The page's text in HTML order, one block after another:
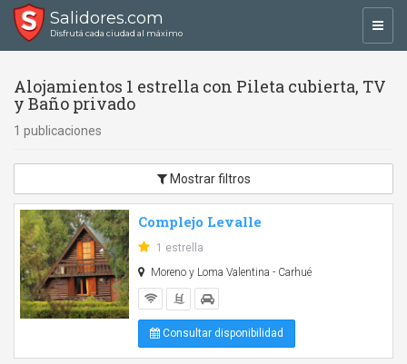
Salidores.com
Disfrutá cada ciudad al máximo
Alojamientos 1 estrella con Pileta cubierta, TV
y Baño privado
1 publicaciones
Mostrar filtros
Complejo Levalle
1 estrella
Moreno y Loma Valentina - Carhué
Consultar disponibilidad